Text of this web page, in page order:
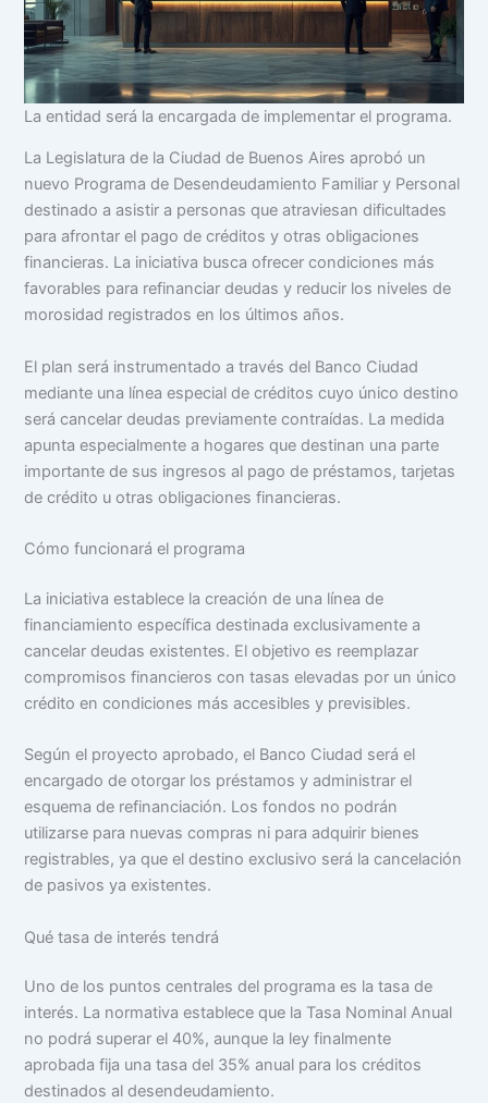
La entidad será la encargada de implementar el programa.
La Legislatura de la Ciudad de Buenos Aires aprobó un
nuevo Programa de Desendeudamiento Familiar y Personal
destinado a asistir a personas que atraviesan dificultades
para afrontar el pago de créditos y otras obligaciones
financieras. La iniciativa busca ofrecer condiciones más
favorables para refinanciar deudas y reducir los niveles de
morosidad registrados en los últimos años.
El plan será instrumentado a través del Banco Ciudad
mediante una línea especial de créditos cuyo único destino
será cancelar deudas previamente contraídas. La medida
apunta especialmente a hogares que destinan una parte
importante de sus ingresos al pago de préstamos, tarjetas
de crédito u otras obligaciones financieras.
Cómo funcionará el programa
La iniciativa establece la creación de una línea de
financiamiento específica destinada exclusivamente a
cancelar deudas existentes. El objetivo es reemplazar
compromisos financieros con tasas elevadas por un único
crédito en condiciones más accesibles y previsibles.
Según el proyecto aprobado, el Banco Ciudad será el
encargado de otorgar los préstamos y administrar el
esquema de refinanciación. Los fondos no podrán
utilizarse para nuevas compras ni para adquirir bienes
registrables, ya que el destino exclusivo será la cancelación
de pasivos ya existentes.
Qué tasa de interés tendrá
Uno de los puntos centrales del programa es la tasa de
interés. La normativa establece que la Tasa Nominal Anual
no podrá superar el 40%, aunque la ley finalmente
aprobada fija una tasa del 35% anual para los créditos
destinados al desendeudamiento.